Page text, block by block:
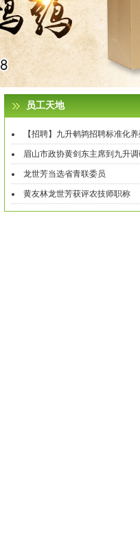
员工天地
【招聘】九升鹌鹑招聘标准化
眉山市政协黄剑东主席到九升
龙世芳当选省青联委员
黄友林龙世芳获评农技师职称